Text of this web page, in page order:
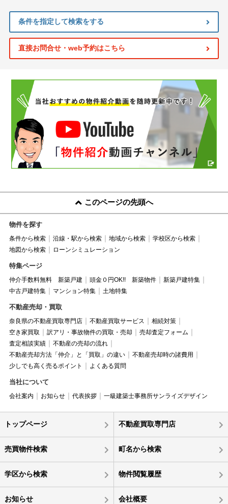
条件を指定して検索をする
直接お問合せ・web予約はこちら
このページの先頭へ
物件を探す
条件から検索 沿線・駅から検索 地域から検索
学校区から検索
地図から検索
ローンシミュレーション
特集ページ
仲介手数料無料 新築戸建 頭金０円OK!! 新築物件
新築戸建特集
中古戸建特集
マンション特集 土地特集
不動産売却・買取
奈良県の不動産買取専門店 不動産買取サービス
相続対策
空き家買取
訳アリ・事故物件の買取・売却
売却査定フォーム
査定相談実績
不動産の売却の流れ
不動産売却方法「仲介」と「買取」の違い
不動産売却時の諸費用
少しでも高く売るポイント
よくある質問
当社について
会社案内 お知らせ 代表挨拶 一級建築士事務所サンライズデザイン
トップページ 不動産買取専門店
売買物件検索 町名から検索
学区から検索 物件閲覧履歴
お知らせ 会社概要